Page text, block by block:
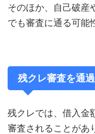
そのほか、自己破産
でも審査に通る可能
残クレ審査を通
残クレでは、借入金
審査されることがあ